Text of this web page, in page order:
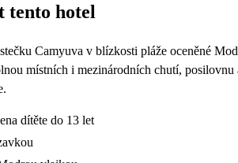
tento hotel
Camyuva v blízkosti pláže oceněné
místních i mezinárodních chutí,
dítěte do 13 let